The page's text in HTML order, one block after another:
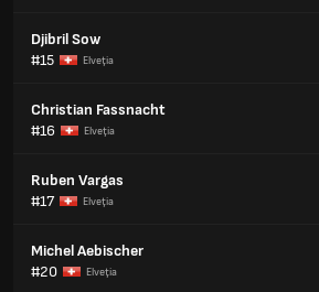
Djibril Sow
#15
Elveţia
Christian Fassnacht
#16
Elveţia
Ruben Vargas
#17
Elveţia
Michel Aebischer
#20
Elveţia